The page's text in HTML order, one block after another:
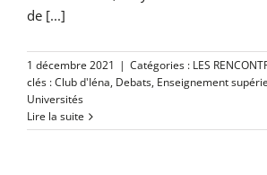
de [...]
1 décembre 2021 | Catégories : LES
clés :Club d'Iéna, Debats, Enseignement
Universités
Lire la suite